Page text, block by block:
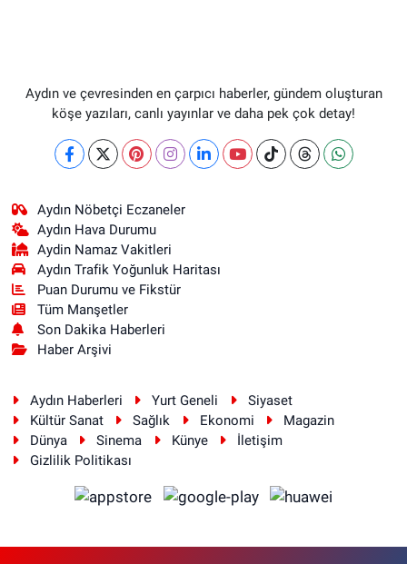
Aydın ve çevresinden en çarpıcı haberler, gündem oluşturan
köşe yazıları, canlı yayınlar ve daha pek çok detay!
Aydın Nöbetçi Eczaneler
Aydın Hava Durumu
Aydin Namaz Vakitleri
Aydın Trafik Yoğunluk Haritası
Puan Durumu ve Fikstür
Tüm Manşetler
Son Dakika Haberleri
Haber Arşivi
Aydın Haberleri Yurt Geneli
Siyaset
Kültür Sanat
Sağlık Ekonomi
Magazin
Dünya
Sinema Künye
İletişim
Gizlilik Politikası